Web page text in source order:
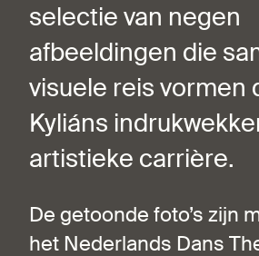
selectie van negen
afbeeldingen die
visuele reis vormen
Kyliáns
artistieke carrière.
De getoonde foto’s zijn
het Nederlands Dans